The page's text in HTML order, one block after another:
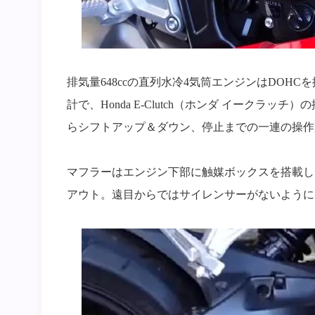
排気量648ccの直列水冷4気筒エンジンはDOHC
計で、Honda E-Clutch（ホンダ イークラッチ）
らシフトアップ＆ダウン、停止までの一連の操
マフラーはエンジン下部に触媒ボックスを搭載
アウト。遠目からではサイレンサーがないよう